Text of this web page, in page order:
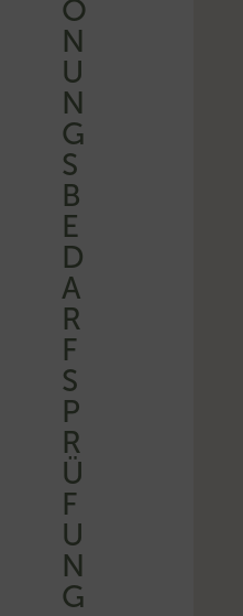
O
N
U
N
G
S
B
E
D
A
R
F
S
P
R
Ü
F
U
N
G